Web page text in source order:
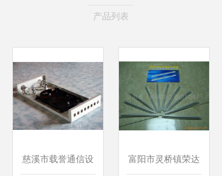
产品列表
慈溪市载誉通信设 富阳市灵桥镇荣达